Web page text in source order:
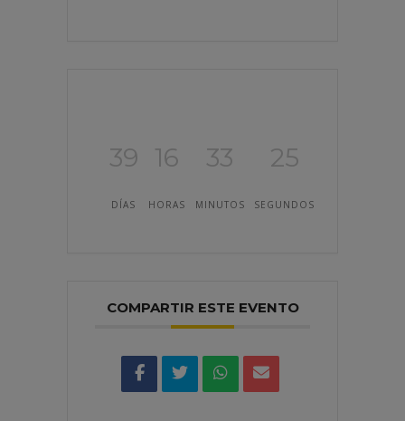
39
DÍAS
16
HORAS
33
MINUTOS
25
SEGUNDOS
COMPARTIR ESTE EVENTO